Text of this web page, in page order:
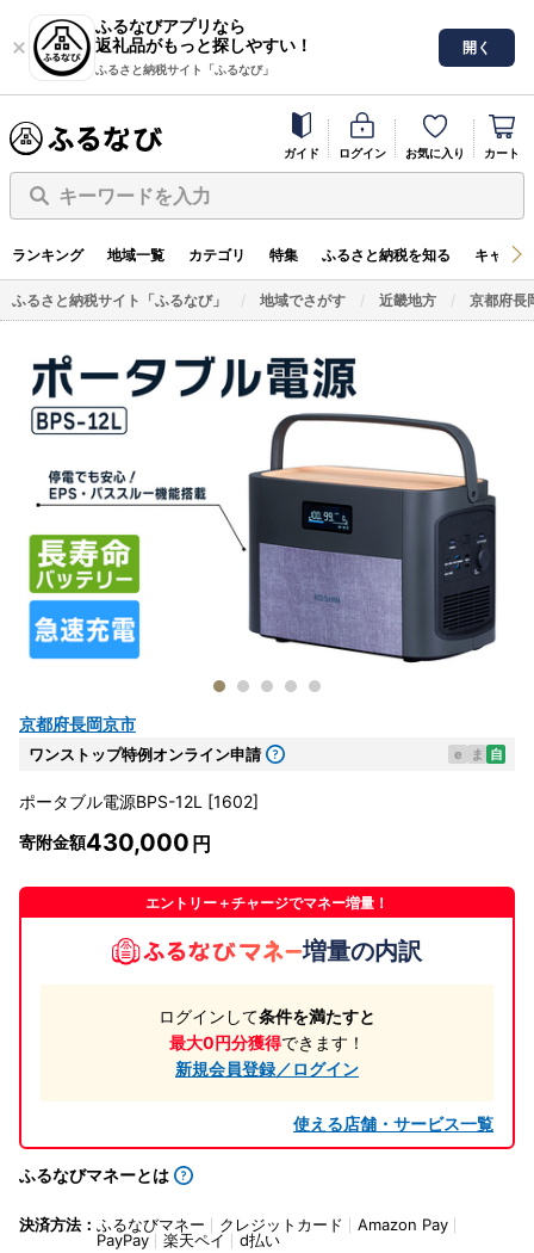
ふるなびアプリなら
返礼品がもっと探しやすい！
ふるさと納税サイト「ふるなび」
開く
ガイド ログイン お気に入り カート
キーワードを入力
ランキング 地域一覧 カテゴリ 特集 ふるさと納税を知る キャン
ふるさと納税サイト「ふるなび」 地域でさがす 近畿地方 京都府長
京都府長岡京市
ワンストップ特例オンライン申請 e ま 自
ポータブル電源BPS-12L [1602]
寄附金額430,000
エントリー＋チャージでマネー増量！
増量の内訳
ログインして条件を満たすと
最大0円分獲得できます！
新規会員登録／ログイン
使える店舗・サービス一覧
ふるなびマネーとは
決済方法： ふるなびマネー クレジットカード
Amazon Pay
PayPay
楽天ペイ d払い